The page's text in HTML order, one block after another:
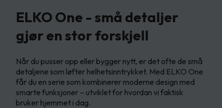
ELKO One - små detaljer
gjør en stor forskjell
Når du pusser opp eller bygger nytt, er det ofte de små
detaljene som løfter helhetsinntrykket. Med ELKO One
får du en serie som kombinerer moderne design med
smarte funksjoner – utviklet for hvordan vi faktisk
bruker hjemmet i dag.